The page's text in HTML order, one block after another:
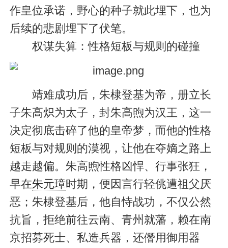
作皇位承诺，野心的种子就此埋下，也为
后续的悲剧埋下了伏笔。
权谋失算：性格短板与规则的碰撞
靖难成功后，朱棣登基为帝，册立长
子朱高炽为太子，封朱高煦为汉王，这一
决定彻底击碎了他的皇帝梦，而他的性格
短板与对规则的漠视，让他在夺嫡之路上
越走越偏。朱高煦性格凶悍、行事张狂，
早在朱元璋时期，便因言行轻佻遭祖父厌
恶；朱棣登基后，他自恃战功，不仅公然
抗旨，拒绝前往云南、青州就藩，赖在南
京招募死士、私造兵器，还僭用御用器